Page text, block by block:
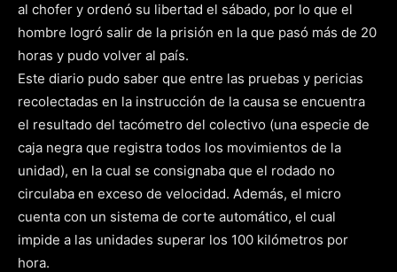
al chofer y ordenó su libertad el sábado, por lo que el
hombre logró salir de la prisión en la que pasó más de 20
horas y pudo volver al país.
Este diario pudo saber que entre las pruebas y pericias
recolectadas en la instrucción de la causa se encuentra
el resultado del tacómetro del colectivo (una especie de
caja negra que registra todos los movimientos de la
unidad), en la cual se consignaba que el rodado no
circulaba en exceso de velocidad. Además, el micro
cuenta con un sistema de corte automático, el cual
impide a las unidades superar los 100 kilómetros por
hora.